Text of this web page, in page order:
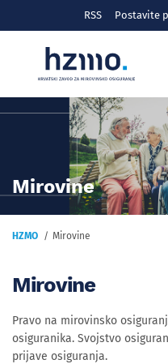
RSS Postavite
Mirovine
HZMO Mirovine
Mirovine
Pravo na mirovinsko
osiguranika. Svojstvo
prijave osiguranja.